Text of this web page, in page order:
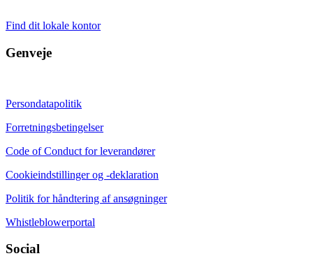
Find dit lokale kontor
Genveje
Persondatapolitik
Forretningsbetingelser
Code of Conduct for leverandører
Cookieindstillinger og -deklaration
Politik for håndtering af ansøgninger
Whistleblowerportal
Social